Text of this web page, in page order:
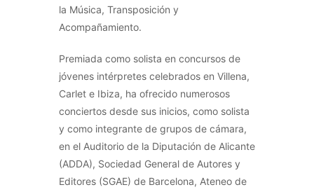
la Música, Transposición y
Acompañamiento.
Premiada como solista en concursos de
jóvenes intérpretes celebrados en Villena,
Carlet e Ibiza, ha ofrecido numerosos
conciertos desde sus inicios, como solista
y como integrante de grupos de cámara,
en el Auditorio de la Diputación de Alicante
(ADDA), Sociedad General de Autores y
Editores (SGAE) de Barcelona, Ateneo de